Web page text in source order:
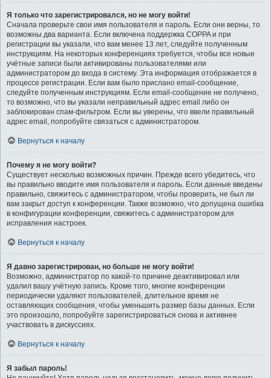
Я только что зарегистрировался, но не могу войти!
Сначала проверьте свои имя пользователя и пароль. Если они верны, то
возможны два варианта. Если включена поддержка COPPA и при
регистрации вы указали, что вам менее 13 лет, следуйте полученным
инструкциям. На некоторых конференциях требуется, чтобы все новые
учётные записи были активированы пользователями или
администратором до входа в систему. Эта информация отображается в
процессе регистрации. Если вам было прислано email-сообщение,
следуйте полученным инструкциям. Если email-сообщение не получено,
то возможно, что вы указали неправильный адрес email либо он
заблокирован спам-фильтром. Если вы уверены, что ввели правильный
адрес email, попробуйте связаться с администратором.
Вернуться к началу
Почему я не могу войти?
Существует несколько возможных причин. Прежде всего убедитесь, что
вы правильно вводите имя пользователя и пароль. Если данные введены
правильно, свяжитесь с администратором, чтобы проверить, не был ли
вам закрыт доступ к конференции. Также возможно, что допущена ошибка
в конфигурации конференции, свяжитесь с администратором для
исправления настроек.
Вернуться к началу
Я давно зарегистрирован, но больше не могу войти!
Возможно, администратор по какой-то причине деактивировал или
удалил вашу учётную запись. Кроме того, многие конференции
периодически удаляют пользователей, длительное время не
оставляющих сообщения, чтобы уменьшить размер базы данных. Если
это произошло, попробуйте зарегистрироваться снова и активнее
участвовать в дискуссиях.
Вернуться к началу
Я забыл пароль!